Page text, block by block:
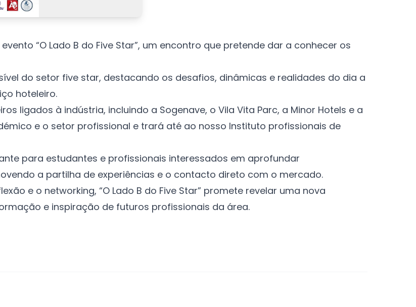
“O Lado B do Five Star”, um encontro que pretende dar a conhecer os
do setor five star, destacando os desafios, dinâmicas e realidades do dia a
hoteleiro.
ligados à indústria, incluindo a Sogenave, o Vila Vita Parc, a Minor Hotels e a
e o setor profissional e trará até ao nosso Instituto profissionais de
para estudantes e profissionais interessados em aprofundar
a partilha de experiências e o contacto direto com o mercado.
e o networking, “O Lado B do Five Star” promete revelar uma nova
e inspiração de futuros profissionais da área.